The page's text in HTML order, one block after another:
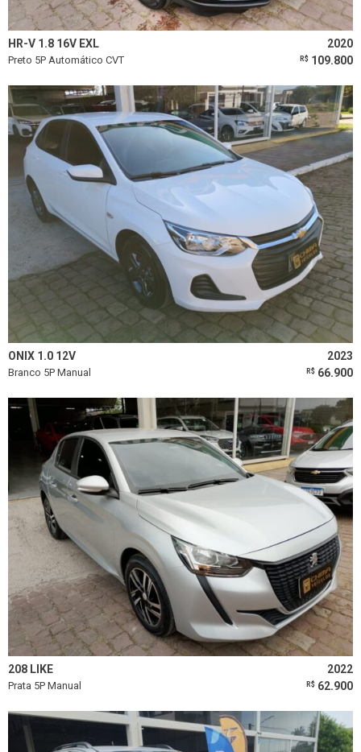
HR-V 1.8 16V EXL 2020
Preto 5P Automático CVT R$ 109.800
ONIX 1.0 12V 2023
Branco 5P Manual R$ 66.900
208 LIKE 2022
Prata 5P Manual R$ 62.900